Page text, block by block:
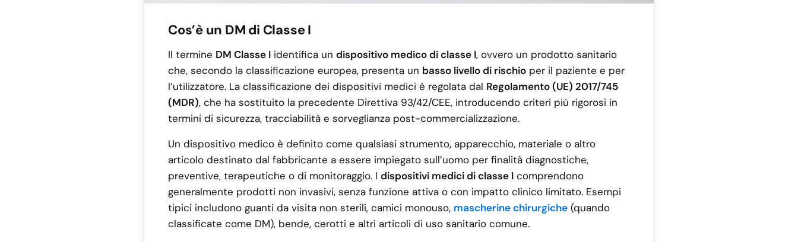
Cos’è un DM di Classe I
Il termine DM Classe I identifica un dispositivo medico di classe I, ovvero un prodotto sanitario
che, secondo la classificazione europea, presenta un basso livello di rischio per il paziente e per
l’utilizzatore. La classificazione dei dispositivi medici è regolata dal Regolamento (UE) 2017/745
(MDR), che ha sostituito la precedente Direttiva 93/42/CEE, introducendo criteri più rigorosi in
termini di sicurezza, tracciabilità e sorveglianza post-commercializzazione.
Un dispositivo medico è definito come qualsiasi strumento, apparecchio, materiale o altro
articolo destinato dal fabbricante a essere impiegato sull’uomo per finalità diagnostiche,
preventive, terapeutiche o di monitoraggio. I dispositivi medici di classe I comprendono
generalmente prodotti non invasivi, senza funzione attiva o con impatto clinico limitato. Esempi
tipici includono guanti da visita non sterili, camici monouso, mascherine chirurgiche (quando
classificate come DM), bende, cerotti e altri articoli di uso sanitario comune.